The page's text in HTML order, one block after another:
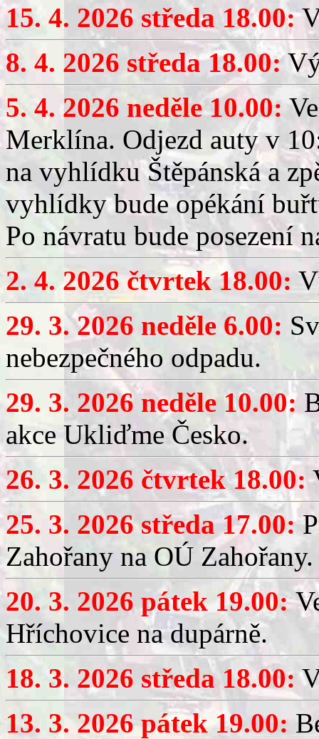
15. 4. 2026 středa 18.00:
8. 4. 2026 středa 18.00:
5. 4. 2026 neděle 10.00:
Merklína. Odjezd auty v
na vyhlídku Štěpánská a
vyhlídky bude opékání
Po návratu bude posezení
2. 4. 2026 čtvrtek 18.00:
29. 3. 2026 neděle 6.00:
nebezpečného odpadu.
29. 3. 2026 neděle 10.00:
akce Ukliďme Česko.
26. 3. 2026 čtvrtek 18.00:
25. 3. 2026 středa 17.00:
Zahořany na OÚ Zahořany.
20. 3. 2026 pátek 19.00:
Hříchovice na dupárně.
18. 3. 2026 středa 18.00:
13. 3. 2026 pátek 19.00: